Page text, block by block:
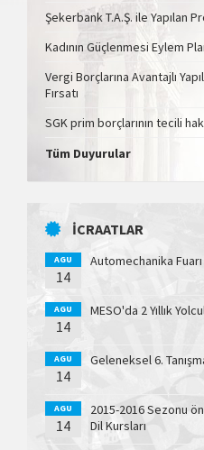
Şekerbank T.A.Ş. ile Yapılan
Kadının Güçlenmesi Eylem
Vergi Borçlarına Avantajlı
Fırsatı
SGK prim borçlarının tecili
Tüm Duyurular
İCRAATLAR
AGU
14
Automechanika Fuarı
AGU
14
MESO'da 2 Yıllık
AGU
14
Geleneksel 6.
AGU
14
2015-2016 Sezonu
Dil Kursları